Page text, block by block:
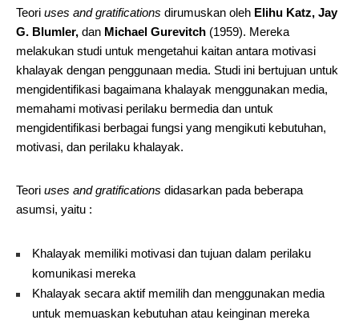
Teori uses and gratifications dirumuskan oleh Elihu Katz, Jay
G. Blumler, dan Michael Gurevitch (1959). Mereka
melakukan studi untuk mengetahui kaitan antara motivasi
khalayak dengan penggunaan media. Studi ini bertujuan untuk
mengidentifikasi bagaimana khalayak menggunakan media,
memahami motivasi perilaku bermedia dan untuk
mengidentifikasi berbagai fungsi yang mengikuti kebutuhan,
motivasi, dan perilaku khalayak.
Teori uses and gratifications didasarkan pada beberapa
asumsi, yaitu :
Khalayak memiliki motivasi dan tujuan dalam perilaku
komunikasi mereka
Khalayak secara aktif memilih dan menggunakan media
untuk memuaskan kebutuhan atau keinginan mereka